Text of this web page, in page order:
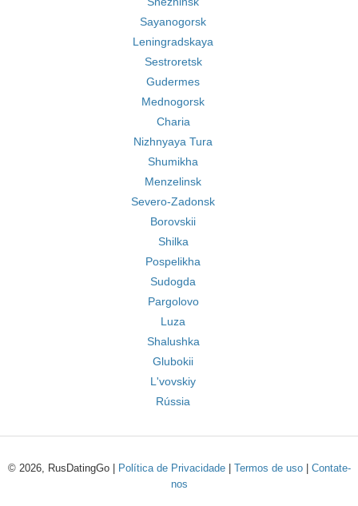
Sayanogorsk
Leningradskaya
Sestroretsk
Gudermes
Mednogorsk
Charia
Nizhnyaya Tura
Shumikha
Menzelinsk
Severo-Zadonsk
Borovskii
Shilka
Pospelikha
Sudogda
Pargolovo
Luza
Shalushka
Glubokii
L'vovskiy
Rússia
© 2026, RusDatingGo | Política de Privacidade| Termos de uso| Contate-
nos